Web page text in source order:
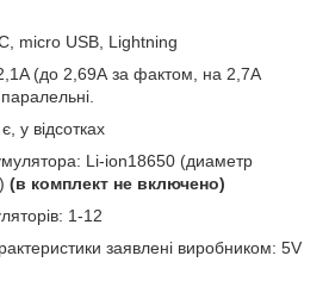
micro USB, Lightning
A (до 2,69А за фактом, на 2,7А
у відсотках
Li-ion18650 (диаметр
) (в комплект не включено)
1-12
заявлені виробником: 5V